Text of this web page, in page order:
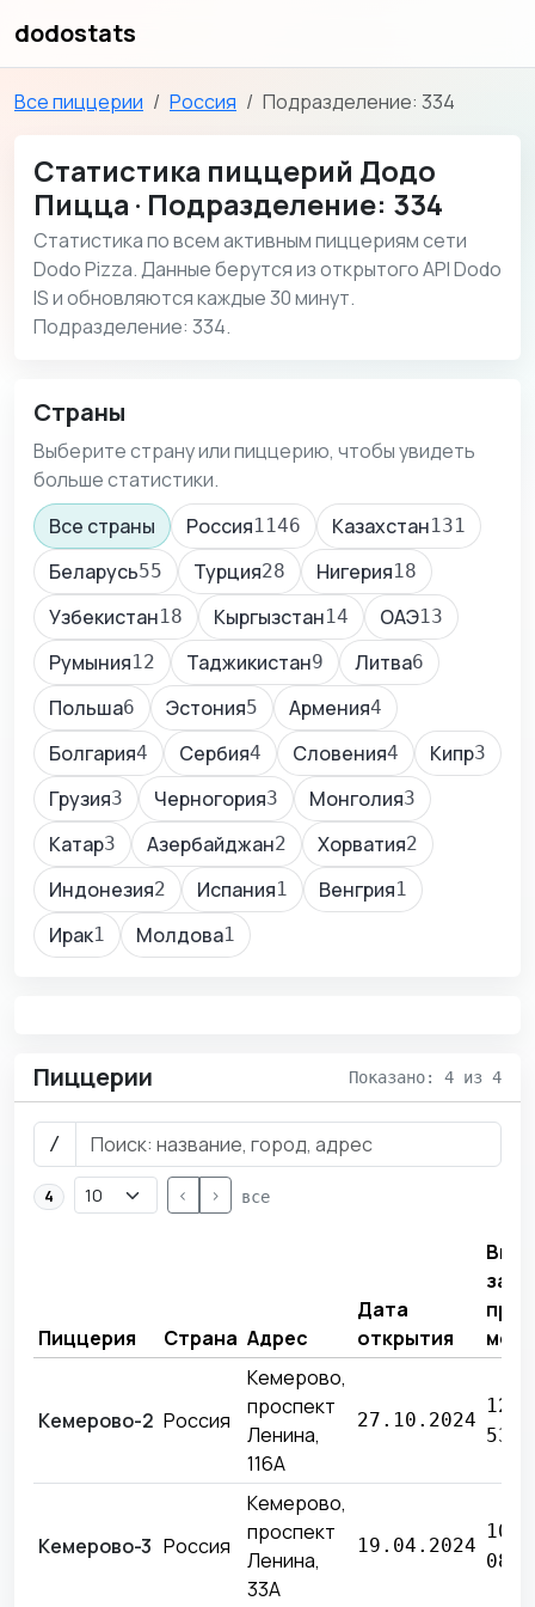
dodostats
Все пиццерии Россия Подразделение: 334
Статистика пиццерий Додо
Пицца · Подразделение: 334
Статистика по всем активным пиццериям сети
Dodo Pizza. Данные берутся из открытого API Dodo
IS и обновляются каждые 30 минут.
Подразделение: 334.
Страны
Выберите страну или пиццерию, чтобы увидеть
больше статистики.
Все страны
Россия1146 Казахстан131
Беларусь55 Турция28 Нигерия18
Узбекистан18 Кыргызстан14 ОАЭ13
Румыния12 Таджикистан9 Литва6
Польша6 Эстония5 Армения4
Болгария4 Сербия4 Словения4 Кипр3
Грузия3 Черногория3 Монголия3
Катар3 Азербайджан2 Хорватия2
Индонезия2 Испания1 Венгрия1
Ирак1 Молдова1
Пиццерии Показано: 4 из 4
/
4 < > все
Пиццерия Страна Адрес
Дата
открытия
за
Кемерово-2 Россия
Кемерово,
проспект
Ленина,
116А
27.10.2024
12
538
Кемерово-3 Россия
Кемерово,
проспект
Ленина,
33А
19.04.2024
10
082